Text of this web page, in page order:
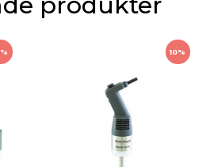
Kapabel till att bearbeta
beroende på typ av
i 30 minuter non-stop.
10%